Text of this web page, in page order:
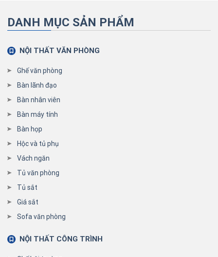
DANH MỤC SẢN PHẨM
NỘI THẤT VĂN PHÒNG
Ghế văn phòng
Bàn lãnh đạo
Bàn nhân viên
Bàn máy tính
Bàn họp
Hộc và tủ phụ
Vách ngăn
Tủ văn phòng
Tủ sắt
Giá sắt
Sofa văn phòng
NỘI THẤT CÔNG TRÌNH